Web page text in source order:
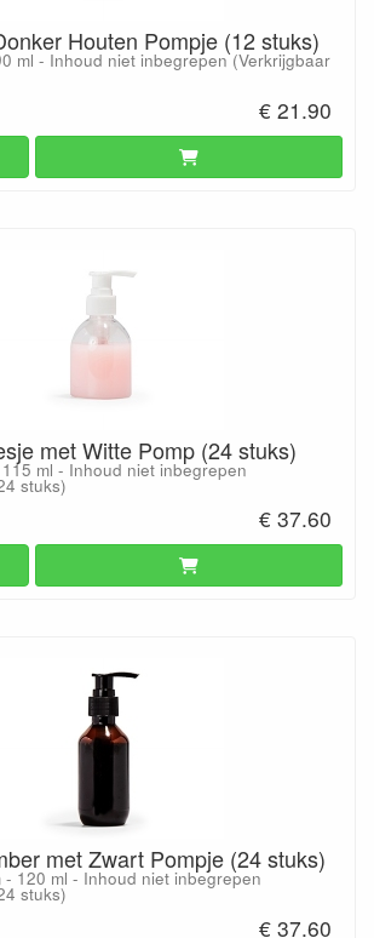
Houten Pompje (12 stuks)
ml - Inhoud niet inbegrepen (Verkrijgbaar
€ 21.90
met Witte Pomp (24 stuks)
ml - Inhoud niet inbegrepen
stuks)
€ 37.60
met Zwart Pompje (24 stuks)
120 ml - Inhoud niet inbegrepen
stuks)
€ 37.60